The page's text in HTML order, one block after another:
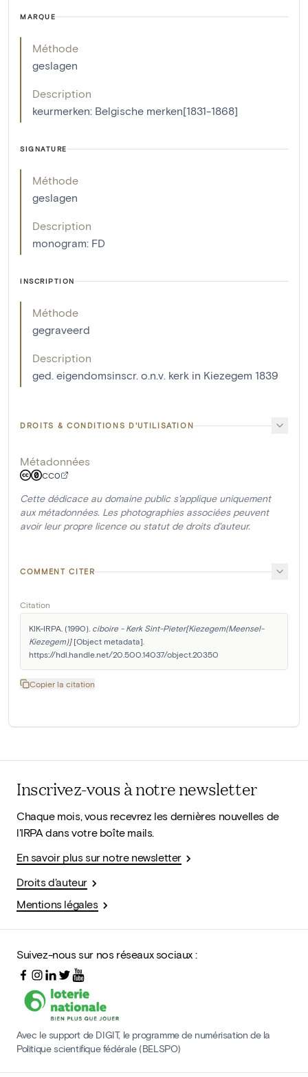
MARQUE
Méthode
geslagen
Description
keurmerken: Belgische merken[1831-1868]
SIGNATURE
Méthode
geslagen
Description
monogram: FD
INSCRIPTION
Méthode
gegraveerd
Description
ged. eigendomsinscr. o.n.v. kerk in Kiezegem 1839
DROITS & CONDITIONS D'UTILISATION
Métadonnées
CC0
Cette dédicace au domaine public s'applique uniquement
aux métadonnées. Les photographies associées peuvent
avoir leur propre licence ou statut de droits d'auteur.
COMMENT CITER
Citation
KIK-IRPA. (1990). ciboire - Kerk Sint-Pieter[Kiezegem(Meensel-
Kiezegem)] [Object metadata].
https://hdl.handle.net/20.500.14037/object.20350
Copier la citation
Inscrivez-vous à notre newsletter
Chaque mois, vous recevrez les dernières nouvelles de
l'IRPA dans votre boîte mails.
En savoir plus sur notre newsletter
Droits d'auteur
Mentions légales
Suivez-nous sur nos réseaux sociaux :
Avec le support de DIGIT, le programme de numérisation de la
Politique scientifique fédérale (BELSPO)